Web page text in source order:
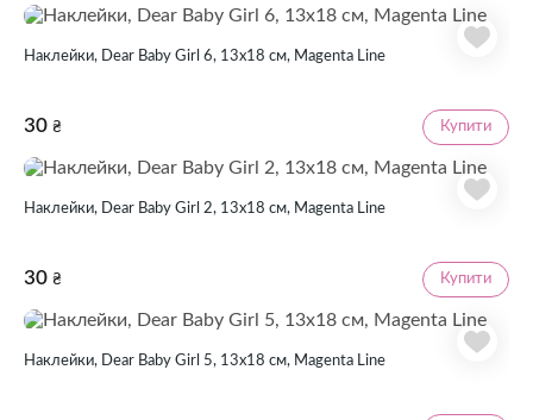
Наклейки, Dear Baby Girl 6, 13х18 см, Magenta Line
30 ₴ Купити
Наклейки, Dear Baby Girl 2, 13х18 см, Magenta Line
30 ₴ Купити
Наклейки, Dear Baby Girl 5, 13х18 см, Magenta Line